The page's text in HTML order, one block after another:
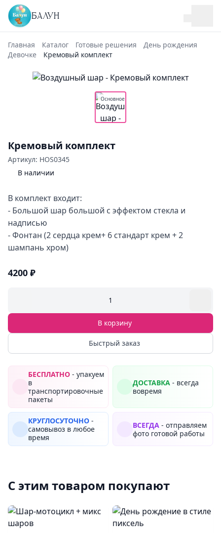
БАЛУН
Главная Каталог Готовые решения
День рождения
Девочке
Кремовый комплект
Основное
Кремовый комплект
Артикул: HOS0345
В наличии
В комплект входит:
- Большой шар большой с эффектом стекла и
надписью
- Фонтан (2 сердца крем+ 6 стандарт крем + 2
шампань хром)
4200 ₽
1
В корзину
Быстрый заказ
БЕСПЛАТНО - упакуем
в
транспортировочные
пакеты
ДОСТАВКА - всегда
вовремя
КРУГЛОСУТОЧНО -
самовывоз в любое
время
ВСЕГДА - отправляем
фото готовой работы
С этим товаром покупают